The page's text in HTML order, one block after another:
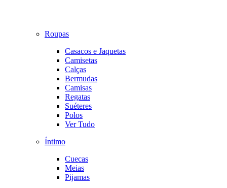
Roupas
Casacos e Jaquetas
Camisetas
Calças
Bermudas
Camisas
Regatas
Suéteres
Polos
Ver Tudo
Íntimo
Cuecas
Meias
Pijamas